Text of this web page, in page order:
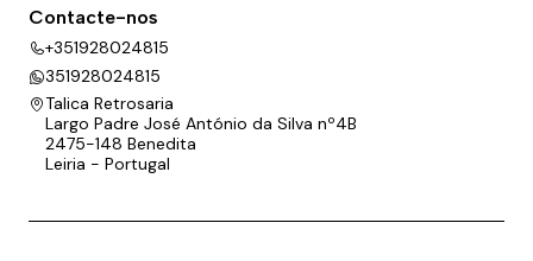
Contacte-nos
+351928024815
351928024815
Talica Retrosaria
Largo Padre José António da Silva nº4B
2475-148 Benedita
Leiria - Portugal